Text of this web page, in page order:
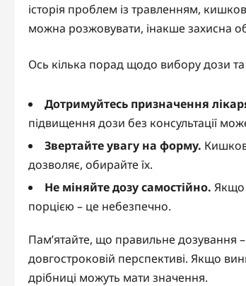
історія проблем із травленням,
можна розжовувати, інакше захисна
Ось кілька порад щодо вибору дози
Дотримуйтесь призначення
підвищення дози без консультації
Звертайте увагу на форму.
дозволяє, обирайте їх.
Не міняйте дозу самостійно. Якщо
порцією – це небезпечно.
Пам’ятайте, що правильне дозування
довгостроковій перспективі. Якщо
дрібниці можуть мати значення.